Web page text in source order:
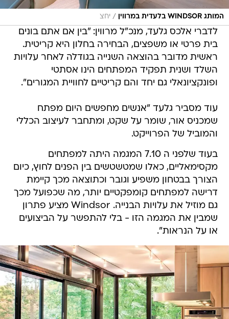
המותג WINDSOR בלעדית במרווין / יחצ
לדברי אלכס גלעד, מנכ"ל מרווין: "בין אם אתם בונים
בית פרטי או משפצים, הבחירה בחלון היא קריטית.
ראשית מדובר בהוצאה השנייה בגודלה לאחר עלויות
השלד ושנית תפקיד המפתחים הינו אסתטי
ופונקציונאלי גם יחד והם קריטיים לחוויית המגורים".
עוד מסביר גלעד "אנשים מחפשים היום מפתח
שמכניס אור, שומר על שקט, ומתחבר לעיצוב הכללי
והמוביל של הפרוייקט.
בעוד שלפני ה 7.10 המגמה היתה למפתחים
מקסימאליים, כאלו שמטשטשים בין הפנים לחוץ, כיום
הצורך בבטחון משפיע וגובר וכתוצאה מכך קיימת
דרישה למפתחים קומפקטיים יותר, מה שכפועל מכך
גם מוזיל את עלויות הבנייה. Windsor מציע פתרון
שמבין את המגמה הזו - בלי להתפשר על הביצועים
או על הנראות".